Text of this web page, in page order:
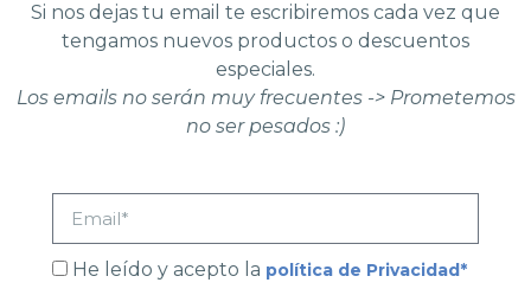
Si nos dejas tu email te escribiremos cada vez que
tengamos nuevos productos o descuentos
especiales.
Los emails no serán muy frecuentes -> Prometemos
no ser pesados :)
He leído y acepto la política de Privacidad*